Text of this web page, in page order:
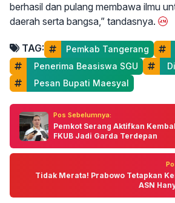
berhasil dan pulang membawa ilmu
daerah serta bangsa,” tandasnya.
TAG: Pemkab Tangerang
Penerima Beasiswa SGU
Pesan Bupati Maesyal
Pos Sebelumnya:
Pemkot Serang Aktifkan
FKUB Jadi Garda Terdepan
Tidak Merata! Prabowo Tetapkan
ASN